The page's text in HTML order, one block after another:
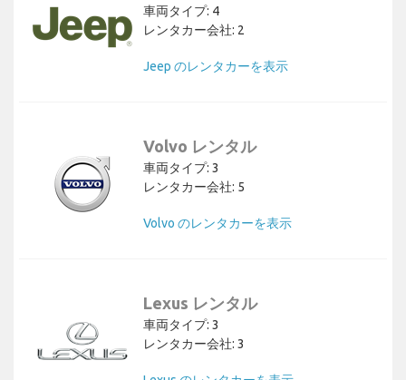
車両タイプ: 4
レンタカー会社: 2
Jeep のレンタカーを表示
Volvo レンタル
車両タイプ: 3
レンタカー会社: 5
Volvo のレンタカーを表示
Lexus レンタル
車両タイプ: 3
レンタカー会社: 3